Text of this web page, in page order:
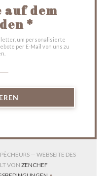
auf dem
*
um personalisierte
per E-Mail von uns zu
— WEBSEITE DES
VON ZENCHEF((ÖFFNET EIN